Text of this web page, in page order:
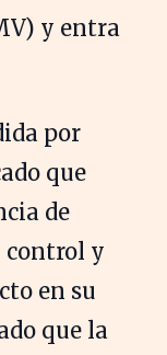
y entra
por
que
de
control y
en su
que la